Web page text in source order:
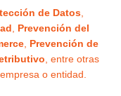
de Datos,
Prevención del
, Prevención de
, entre otras
o entidad.